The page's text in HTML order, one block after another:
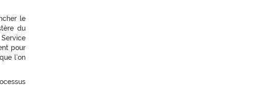
le
du
pour
l’on